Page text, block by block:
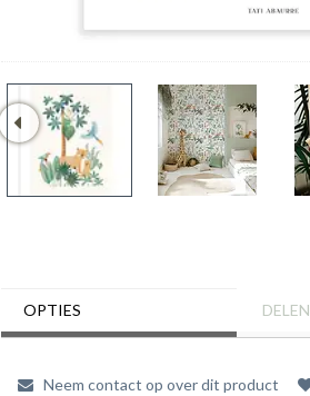
OPTIES DELEN
Neem contact op over dit product